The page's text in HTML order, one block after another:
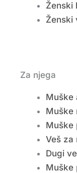
Ženski
Ženski
Za njega
Muške
Muške
Muške
Veš za
Dugi
Muške